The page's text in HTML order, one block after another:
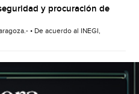
y procuración de
• De acuerdo al INEGI,